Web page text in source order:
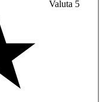
Valuta 5